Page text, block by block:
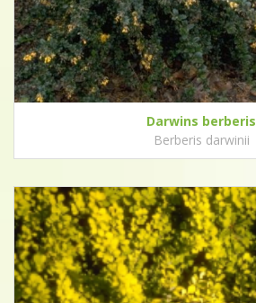
Darwins berberis
Berberis darwinii